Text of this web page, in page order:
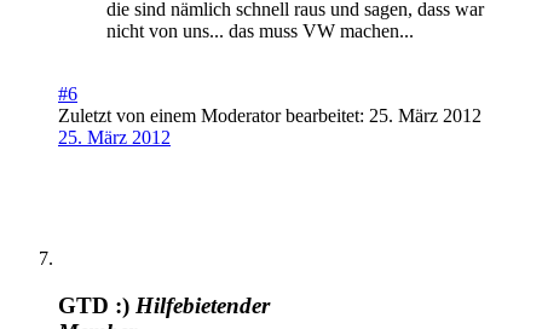
die sind nämlich schnell raus und sagen, dass war
nicht von uns... das muss VW machen...
#6
Zuletzt von einem Moderator bearbeitet: 25. März 2012
25. März 2012
GTD :) Hilfebietender